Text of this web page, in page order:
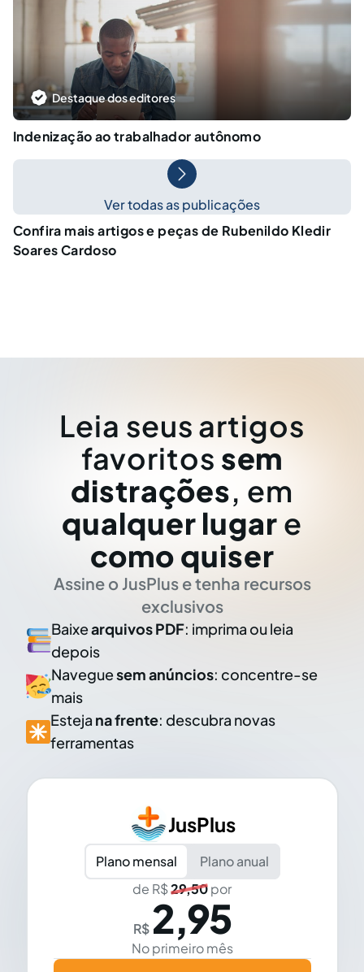
Destaque dos editores
Indenização ao trabalhador autônomo
Ver todas as publicações
Confira mais artigos e peças de Rubenildo Kledir
Soares Cardoso
Leia seus artigos
favoritos sem
distrações, em
qualquer lugar e
como quiser
Assine o JusPlus e tenha recursos
exclusivos
Baixearquivos PDF: imprima ou leia
depois
Naveguesem anúncios: concentre-se
mais
Esteja na frente: descubra novas
ferramentas
JusPlus
Plano mensal
Plano anual
de R$29,50por
R$ 2,95
No primeiro mês